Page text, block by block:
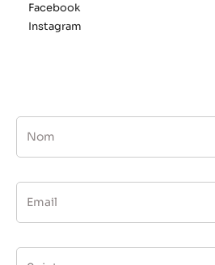
Facebook
Instagram